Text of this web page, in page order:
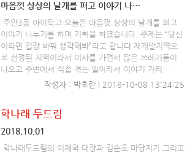
마음껏 상상의 날개를 펴고 이야기 나…
주안3동 아이락고 오늘은 마음껏 상상의 날개를 펴고
이야기 나누기를 하며 기획을 하였습니다. 주제는 “당신
이라면 입장 바꿔 생각해봐”라고 합니다 재개발지역으
로 선정된 지역이라서 이사를 가면서 많은 쓰레기들이
나오고 주변에서 직접 겪는 일이라서 이야기 거리…
작성자 : 박초란 | 2018-10-08 13:24:25
학나래 두드림
2018.10.01
학나래두드림의 이재혁 대장과 김순호 마당지기 그리고